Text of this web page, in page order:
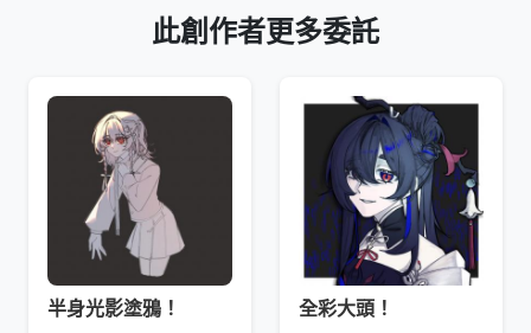
此創作者更多委託
半身光影塗鴉！ 全彩大頭！